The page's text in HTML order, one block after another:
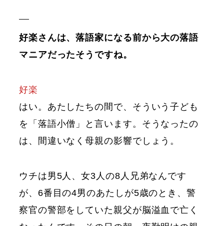
好楽さんは、落語家になる前から大の落語
マニアだったそうですね。
好楽
はい。あたしたちの間で、そういう子ども
を「落語小僧」と言います。そうなったの
は、間違いなく母親の影響でしょう。
ウチは男5人、女3人の8人兄弟なんです
が、6番目の4男のあたしが5歳のとき、警
察官の警部をしていた親父が脳溢血で亡く